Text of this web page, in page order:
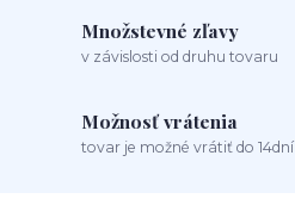
Množstevné zľavy
v závislosti od druhu tovaru
Možnosť vrátenia
tovar je možné vrátiť do 14dní